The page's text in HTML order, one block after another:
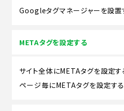
Googleタグマネージャーを設置
METAタグを設定する
サイト全体にMETAタグを設定す
ページ毎にMETAタグを設定する